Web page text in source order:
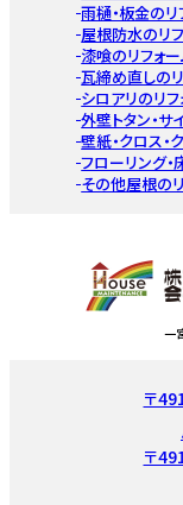
雨樋・板金のリ
屋根防水のリ
漆喰のリフォー
瓦締め直しの
シロアリのリ
外壁トタン・サ
壁紙・クロス・
フローリング・
その他屋根の
一
〒
〒